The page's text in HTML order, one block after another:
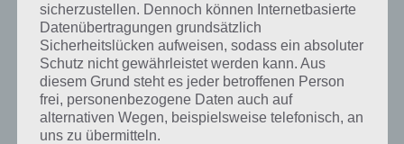
Nun sollte zur Lösung von Level 67 ein silberner Ball von der Decke
fallen. Wir neigen nun das Gerät nach links, dann nach rechts. Wir
machen das so oft, bis alle 5 Punkte über der Tür grün werden und
die Tür freigeschaltet wird.
Dooors Level 68 Lösung:Im ersten Schritt zur Lösung von Level 68
von Dooors nehmen wir das weiße Objekt auf und tippen das
sicherzustellen. Dennoch können Internetbasierte
Datenübertragungen grundsätzlich
Sicherheitslücken aufweisen, sodass ein absoluter
Schutz nicht gewährleistet werden kann. Aus
diesem Grund steht es jeder betroffenen Person
frei, personenbezogene Daten auch auf
alternativen Wegen, beispielsweise telefonisch, an
uns zu übermitteln.